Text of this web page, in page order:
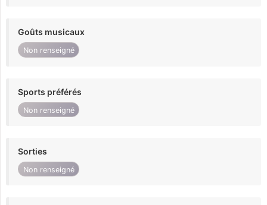
Goûts musicaux
Non renseigné
Sports préférés
Non renseigné
Sorties
Non renseigné